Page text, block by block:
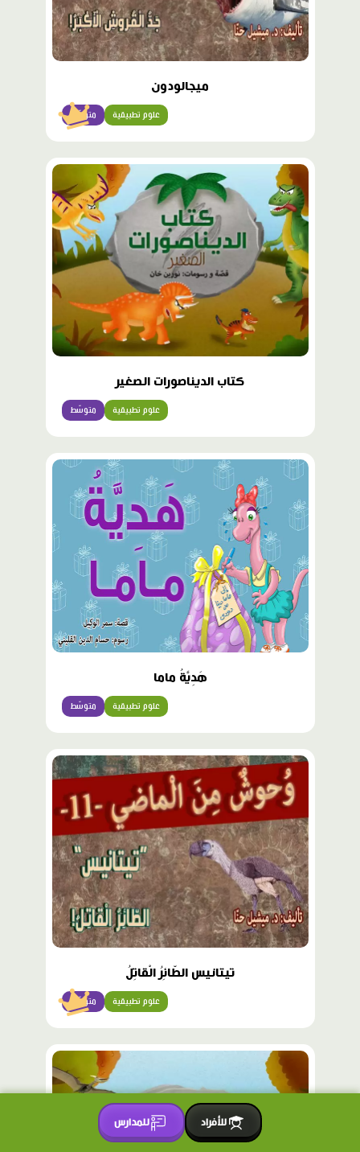
ميجالودون
متوسّط علوم تطبيقية
كتاب الديناصورات الصغير
متوسّط علوم تطبيقية
هَدِيَّةُ ماما
متوسّط علوم تطبيقية
محتوى
مميّز
تيتانيس الطّائِرُ الْقاتِلُ
متوسّط علوم تطبيقية
للأفراد للمدارس